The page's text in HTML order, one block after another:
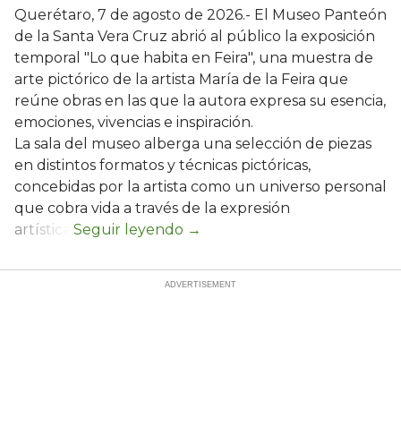
Querétaro, 7 de agosto de 2026.- El Museo Panteón
de la Santa Vera Cruz abrió al público la exposición
temporal "Lo que habita en Feira", una muestra de
arte pictórico de la artista María de la Feira que
reúne obras en las que la autora expresa su esencia,
emociones, vivencias e inspiración.
La sala del museo alberga una selección de piezas
en distintos formatos y técnicas pictóricas,
concebidas por la artista como un universo personal
que cobra vida a través de la expresión
artística.